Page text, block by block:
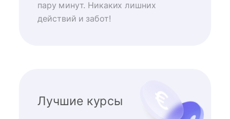
пару минут. Никаких лишних
действий и забот!
Лучшие курсы